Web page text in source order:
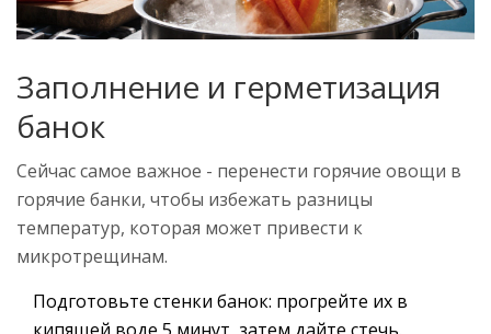
Заполнение и герметизация
банок
Сейчас самое важное - перенести горячие овощи в
горячие банки, чтобы избежать разницы
температур, которая может привести к
микротрещинам.
Подготовьте стенки банок: прогрейте их в